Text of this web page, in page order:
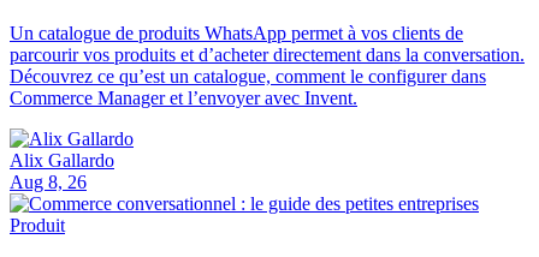
Un catalogue de produits WhatsApp permet à vos clients de
parcourir vos produits et d’acheter directement dans la conversation.
Découvrez ce qu’est un catalogue, comment le configurer dans
Commerce Manager et l’envoyer avec Invent.
Alix Gallardo
Aug 8, 26
Produit